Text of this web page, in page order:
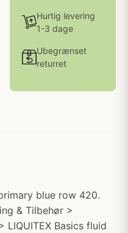
Hurtig levering
1-3 dage
Ubegrænset
returret
blue row 420.
& Tilbehør >
LIQUITEX Basics fluid